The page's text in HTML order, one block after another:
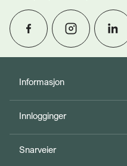
Informasjon
Innlogginger
Snarveier